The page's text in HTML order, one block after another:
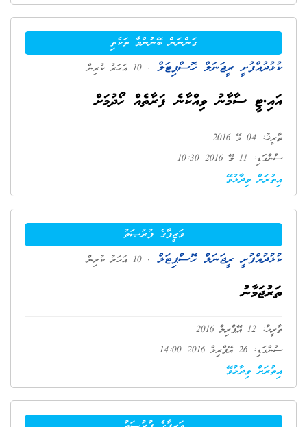
ގަންނަން ބޭނުންވާ ތަކެތި
ކުޅުދުއްފުށީ ރީޖަނަލް ހޮސްޕިޓަލް . 10 އަހަރު ކުރިން
އައި.ޓީ ސާމާނު ވިއްކާނެ ފަރާތެއް ހޯދުމަށް
ތާރީޚު: 04 މޭ 2016
ސުންގަޑި: 11 މޭ 2016 10:30
އިތުރަށް ވިދާޅުވޭ
ވަޒީފާގެ ފުރުޞަތު
ކުޅުދުއްފުށީ ރީޖަނަލް ހޮސްޕިޓަލް . 10 އަހަރު ކުރިން
ތަރުޖަމާނު
ތާރީޚު: 12 އޭޕްރިލް 2016
ސުންގަޑި: 26 އޭޕްރިލް 2016 14:00
އިތުރަށް ވިދާޅުވޭ